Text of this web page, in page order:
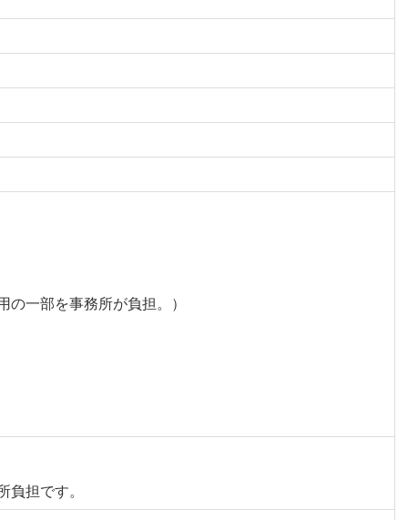
一部を事務所が負担。）
負担です。